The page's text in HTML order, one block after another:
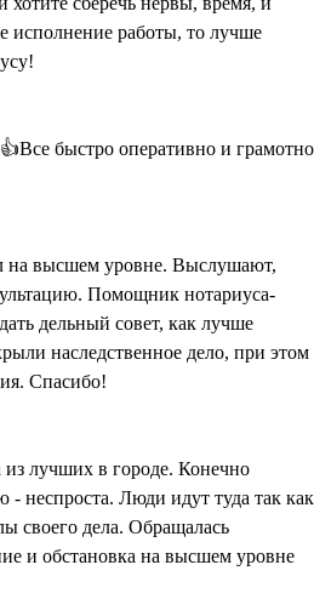
исполнение работы, то лучше
быстро оперативно и грамотно
на высшем уровне. Выслушают,
Помощник нотариуса-
дельный совет, как лучше
наследственное дело, при этом
Спасибо!
из лучших в городе. Конечно
неспроста. Люди идут туда так как
своего дела. Обращалась
и обстановка на высшем уровне